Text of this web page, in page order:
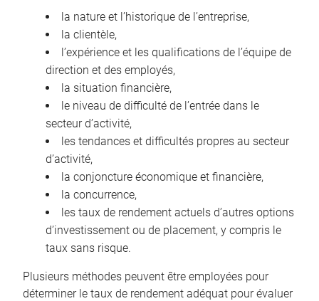
la nature et l’historique de l’entreprise,
la clientèle,
l’expérience et les qualifications de l’équipe de
direction et des employés,
la situation financière,
le niveau de difficulté de l’entrée dans le
secteur d’activité,
les tendances et difficultés propres au secteur
d’activité,
la conjoncture économique et financière,
la concurrence,
les taux de rendement actuels d’autres options
d’investissement ou de placement, y compris le
taux sans risque.
Plusieurs méthodes peuvent être employées pour
déterminer le taux de rendement adéquat pour évaluer